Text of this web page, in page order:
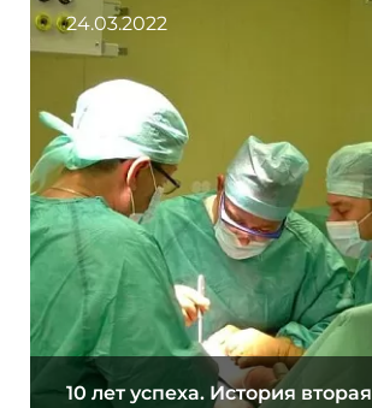
24.03.2022
10 лет успеха. История вторая